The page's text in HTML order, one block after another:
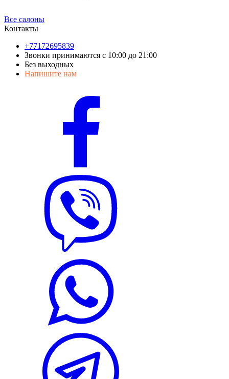
Все салоны
Контакты
+77172695839
Звонки принимаются с 10:00 до 21:00
Без выходных
Напишите нам